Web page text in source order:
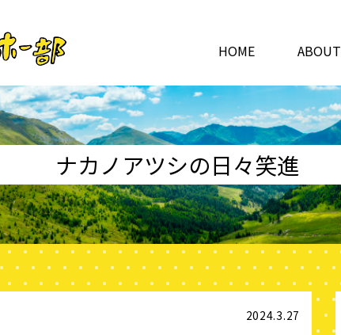
HOME
ABOUT
ナカノアツシの日々笑進
2024.3.27